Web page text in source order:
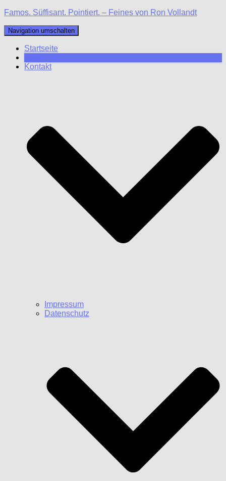
Famos. Süffisant. Pointiert. – Feines von Ron Vollandt
Navigation umschalten
Startseite
Kontakt
Impressum
Datenschutz